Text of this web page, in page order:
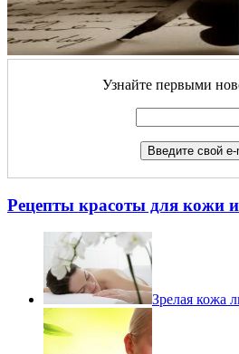
Узнайте первыми
Рецепты красоты для кожи
Зрелая кожа